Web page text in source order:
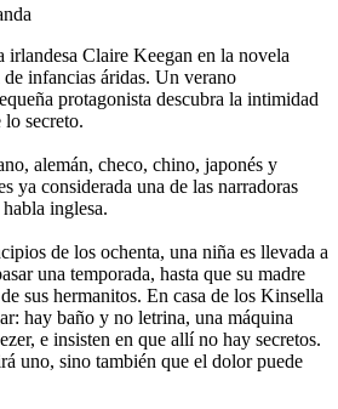
Claire Keegan en la novela
infancias áridas. Un verano
protagonista descubra la intimidad
lo secreto.
alemán, checo, chino, japonés y
ya considerada una de las narradoras
inglesa.
de los ochenta, una niña es llevada a
una temporada, hasta que su madre
sus hermanitos. En casa de los Kinsella
hay baño y no letrina, una máquina
e insisten en que allí no hay secretos.
uno, sino también que el dolor puede